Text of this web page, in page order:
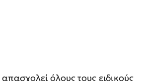
απασχολεί όλους τους ειδικούς